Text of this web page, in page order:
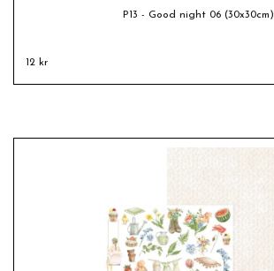
P13 - Good night 06 (30x30cm)
12 kr